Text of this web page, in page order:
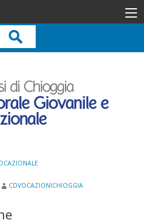
Cerca
CDVOCAZIONICHIOGGIA